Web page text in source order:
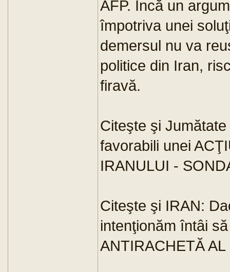
AFP. Încă un
împotriva unei
demersul nu va
politice din Iran,
firavă.
Citeşte şi
favorabili unei
IRANULUI -
Citeşte şi IRAN:
intenţionăm întâi
ANTIRACHETĂ